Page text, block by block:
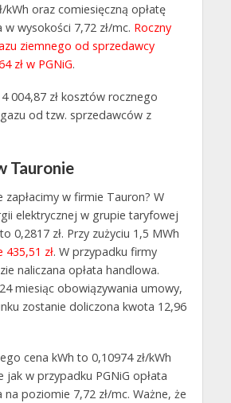
kWh oraz comiesięczną opłatę
wysokości 7,72 zł/mc. Roczny
ziemnego od sprzedawcy
zł w PGNiG.
004,87 zł kosztów rocznego
od tzw. sprzedawców z
Tauronie
zapłacimy w firmie Tauron? W
elektrycznej w grupie taryfowej
0,2817 zł. Przy zużyciu 1,5 MWh
zł. W przypadku firmy
naliczana opłata handlowa.
miesiąc obowiązywania umowy,
zostanie doliczona kwota 12,96
cena kWh to 0,10974 zł/kWh
jak w przypadku PGNiG opłata
poziomie 7,72 zł/mc. Ważne, że